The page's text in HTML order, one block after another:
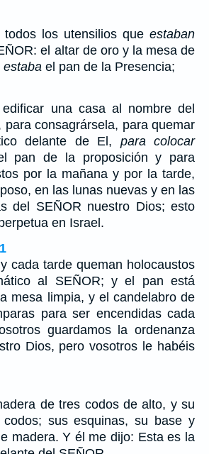
los utensilios que estaban
el altar de oro y la mesa de
estaba el pan de la Presencia;
una casa al nombre del
para consagrársela, para quemar
delante de El, para colocar
pan de la proposición y para
por la mañana y por la tarde,
en las lunas nuevas y en las
del SEÑOR nuestro Dios; esto
en Israel.
cada tarde queman holocaustos
al SEÑOR; y el pan está
mesa limpia, y el candelabro de
para ser encendidas cada
guardamos la ordenanza
Dios, pero vosotros le habéis
de tres codos de alto, y su
sus esquinas, su base y
madera. Y él me dijo: Esta es la